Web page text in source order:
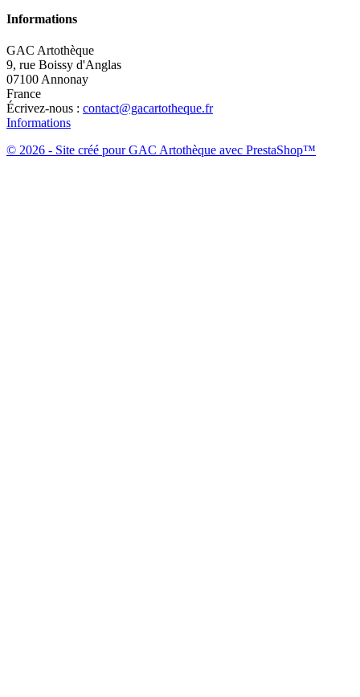
Informations
GAC Artothèque
9, rue Boissy d'Anglas
07100 Annonay
France
Écrivez-nous : contact@gacartotheque.fr
Informations
© 2026 - Site créé pour GAC Artothèque avec PrestaShop™